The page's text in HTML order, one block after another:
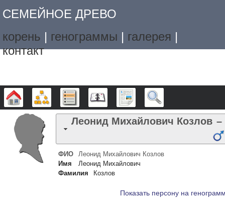
СЕМЕЙНОЕ ДРЕВО
корень | генограммы | галерея |
контакт
Дерево Графики Списки Календарь Отчёты
Леонид Михайлович Козлов –
ФИО Леонид Михайлович Козлов
Имя
Леонид Михайлович
Фамилия
Козлов
Показать персону на